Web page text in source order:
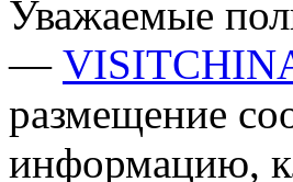
Уважаемые
—
размещение
информацию,